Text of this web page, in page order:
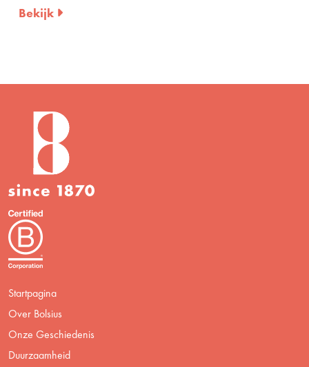
Bekijk
Startpagina
Over Bolsius
Onze Geschiedenis
Duurzaamheid